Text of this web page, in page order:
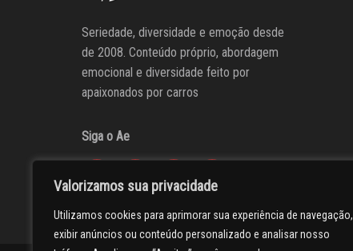
Valorizamos sua privacidade
Utilizamos cookies para aprimorar sua experiência de navegação,
exibir anúncios ou conteúdo personalizado e analisar nosso
Seriedade, diversidade e emoção desde
de 2008. Conteúdo próprio, abordagem
emocional e diversidade feito por
apaixonados por carros
Siga o Ae